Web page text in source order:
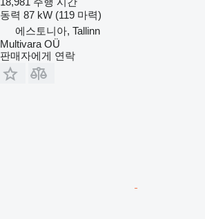
동력 87 kW (119 마력)
에스토니아, Tallinn
Multivara OÜ
판매자에게 연락